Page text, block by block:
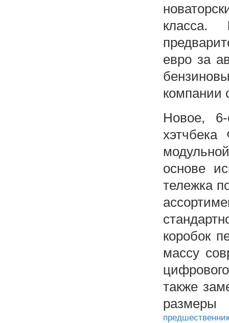
класса.
евро за
Новое,
хэтчбека
основе
тележка
коробок
массу
также